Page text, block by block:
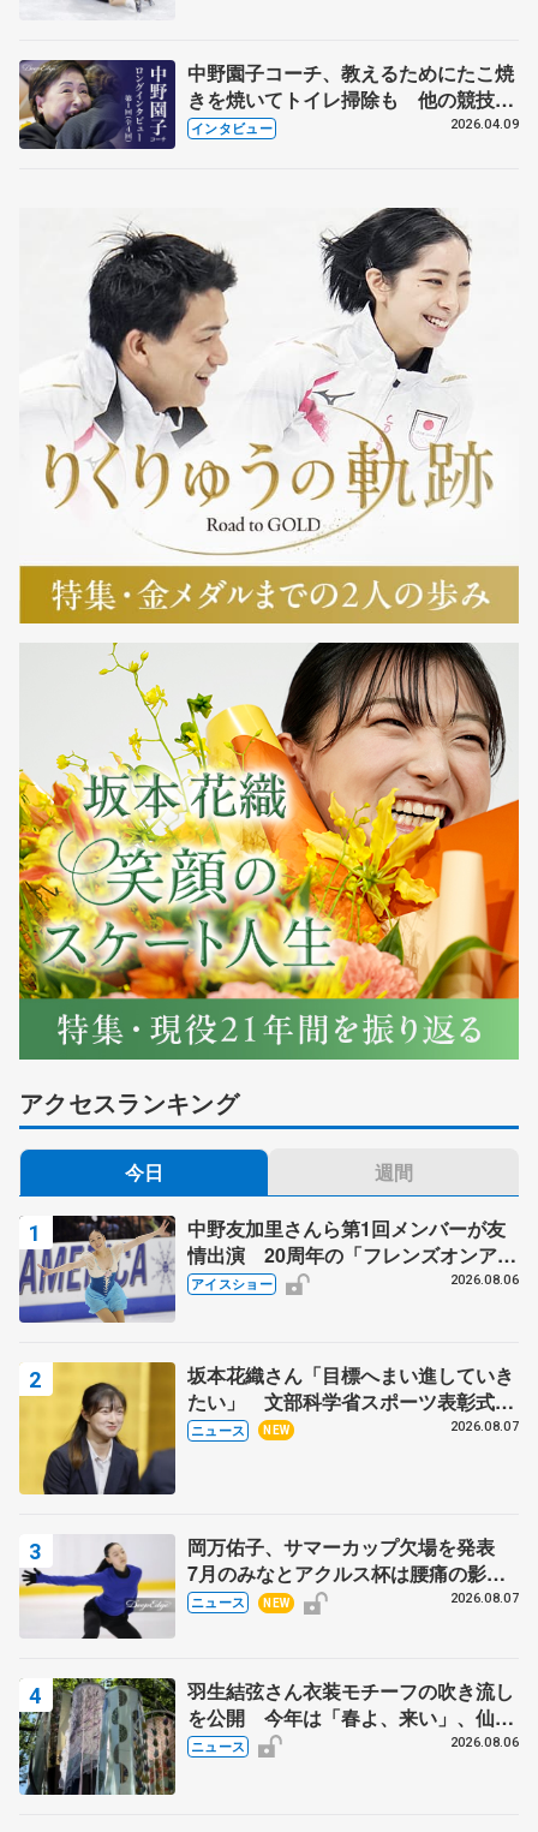
中野園子コーチ、教えるためにたこ焼
きを焼いてトイレ掃除も 他の競技に
も通用するという坂本花織の筋肉
インタビュー 2026.04.09
アクセスランキング
今日 週間
中野友加里さんら第1回メンバーが友
情出演 20周年の「フレンズオンアイ
ス」 宮本賢二さん、有川梨絵さん、
アイスショー 2026.08.06
坂本花織さん「目標へまい進していき
たい」 文部科学省スポーツ表彰式で
代表謝辞
ニュース NEW 2026.08.07
岡万佑子、サマーカップ欠場を発表
7月のみなとアクルス杯は腰痛の影響
で
ニュース NEW 2026.08.07
羽生結弦さん衣装モチーフの吹き流し
を公開 今年は「春よ、来い」、仙台
の瑞鳳殿
ニュース 2026.08.06